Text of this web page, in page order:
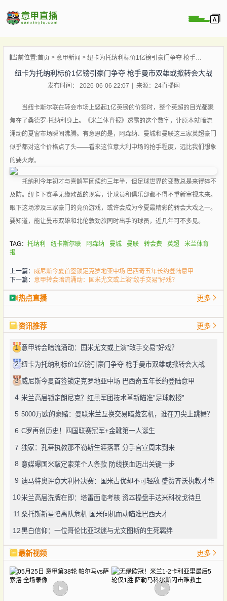
播
播
闻
当前位置:首页 意甲新闻 纽卡为托纳利标价1亿镑引豪门争夺 枪手曼市双雄或掀转会大战
纽卡为托纳利标价1亿镑引豪门争夺 枪手曼市双雄或掀转会大战
发布时间： 2026-06-06 22:07 来源：24直播网
当纽卡斯尔联在转会市场上竖起1亿英镑的价签时，整个英超的目光都聚
焦在了桑德罗·托纳利身上。《米兰体育报》透露的这个数字，让原本就暗流
涌动的夏窗市场瞬间沸腾。有意思的是，阿森纳、曼城和曼联这三家英超豪门
似乎都对这个价格点了头——看来这位意大利中场的抢手程度，远比我们想象
的要火爆。
托纳利今年初才与喜鹊军团续约三年半，但足球世界的变数总是来得猝不
及防。纽卡下赛季无缘欧战的现实，让球员和俱乐部都不得不重新审视未来。
眼下这场涉及三家豪门的竞价游戏，或许会成为今夏最精彩的转会大戏之一。
要知道，能让曼市双雄和北伦敦劲旅同时出手的球员，近几年可不多见。
TAG： 托纳利 纽卡斯尔联 阿森纳 曼城 曼联 转会费 英超
米兰体育
报
上一篇： 威尼斯今夏首签锁定克罗地亚中场 巴西奇五年长约登陆意甲
下一篇： 意甲转会暗流涌动：国米尤文或上演"敌手交易"好戏？
热点直播 更多
资讯推荐 更多
1 意甲转会暗流涌动：国米尤文或上演"敌手交易"好戏？
2 纽卡为托纳利标价1亿镑引豪门争夺 枪手曼市双雄或掀转会大战
3 威尼斯今夏首签锁定克罗地亚中场 巴西奇五年长约登陆意甲
4 米兰高层锁定朗尼克？红黑军团技术革新瞄准"足球教授"
5 5000万欧的豪赌：曼联米兰互换交易暗藏玄机，谁在刀尖上跳舞？
6 C罗再创历史！四国联赛冠军+金靴第一人诞生
7 独家：孔蒂执教那不勒斯生涯落幕 分手官宣周末到来
8 意媒曝国米敲定索莱个人条款 防线换血迈出关键一步
9 迪马特奥评意大利杯决赛：国米占优却不可轻敌 盛赞齐沃执教才华
10米兰高层洗牌在即：塔雷面临考核 资本操盘手达米科枕戈待旦
11 桑托斯新星陷离队危机 国米伺机而动瞄准巴西天才
12黑白信仰：一位哥伦比亚球迷与尤文图斯的生死羁绊
最新视频 更多